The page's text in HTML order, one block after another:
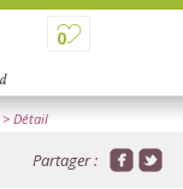
0
> Détail
Partager :